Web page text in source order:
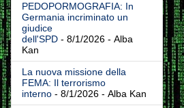
PEDOPORMOGRAFIA: In
Germania incriminato un
giudice
dell'SPD - 8/1/2026 - Alba
Kan
La nuova missione della
FEMA: Il terrorismo
interno - 8/1/2026 - Alba Kan